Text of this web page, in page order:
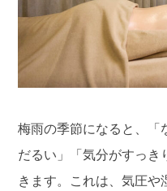
梅雨の季節になると、「
だるい」「気分がすっき
きます。これは、気圧